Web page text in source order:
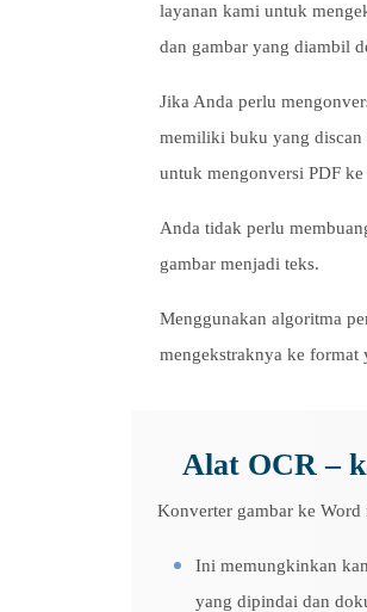
layanan kami untuk
dan gambar yang diambil
Jika Anda perlu
memiliki buku yang discan
untuk mengonversi PDF
Anda tidak perlu
gambar menjadi teks.
Menggunakan algoritma
mengekstraknya ke format
Alat OCR –
Konverter gambar ke
Ini memungkinkan
yang dipindai dan